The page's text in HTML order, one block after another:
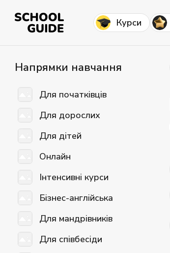
Курси
Напрямки навчання
Для початківців
Для дорослих
Для дітей
Онлайн
Інтенсивні курси
Бізнес-англійська
Для мандрівників
Для співбесіди